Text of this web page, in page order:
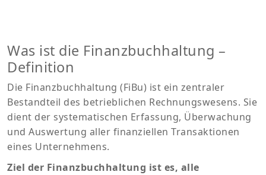
Was ist die Finanzbuchhaltung –
Definition
Die Finanzbuchhaltung (FiBu) ist ein zentraler
Bestandteil des betrieblichen Rechnungswesens. Sie
dient der systematischen Erfassung, Überwachung
und Auswertung aller finanziellen Transaktionen
eines Unternehmens.
Ziel der Finanzbuchhaltung ist es, alle